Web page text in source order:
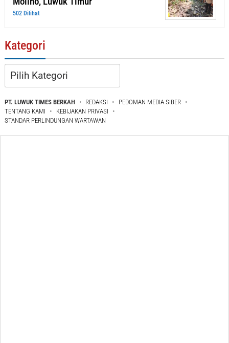
502 Dilihat
Kategori
Kategori
PT. LUWUK TIMES BERKAH REDAKSI
PEDOMAN MEDIA SIBER
TENTANG KAMI
KEBIJAKAN PRIVASI
STANDAR PERLINDUNGAN WARTAWAN